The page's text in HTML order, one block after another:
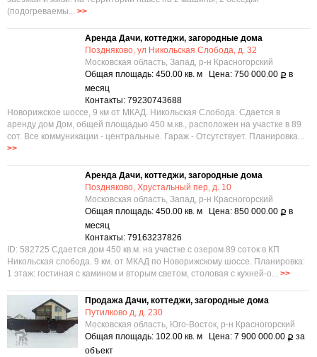
(подогреваемы... >>
Аренда Дачи, коттеджи, загородные дома
Поздняково, ул Никольская Слобода, д. 32
Московская область, Запад, р-н Красногорский
Общая площадь: 450.00 кв. м Цена: 750 000.00 Р в
месяц
Контакты: 79230743688
Новорижское шоссе, 9 км от МКАД. Никольская Слобода. Сдается в
аренду дом Дом, общей площадью 450 м.кв., расположен на участке в 89
сот. Все коммуникации - центральные. Гараж - Отсутствует. Планировка...
>>
Аренда Дачи, коттеджи, загородные дома
Поздняково, Хрустальный пер, д. 10
Московская область, Запад, р-н Красногорский
Общая площадь: 450.00 кв. м Цена: 850 000.00 Р в
месяц
Контакты: 79163237826
ID: 582725 Сдается дом 450 кв.м. на участке с озером 89 соток в КП
Никольская слобода. 9 км. от МКАД по Новорижскому шоссе. Планировка:
1 этаж: гостиная с камином и вторым светом, столовая с кухней-о... >>
Продажа Дачи, коттеджи, загородные дома
Путилково д, д. 230
Московская область, Юго-Восток, р-н Красногорский
Общая площадь: 102.00 кв. м Цена: 7 900 000.00 Р за
объект